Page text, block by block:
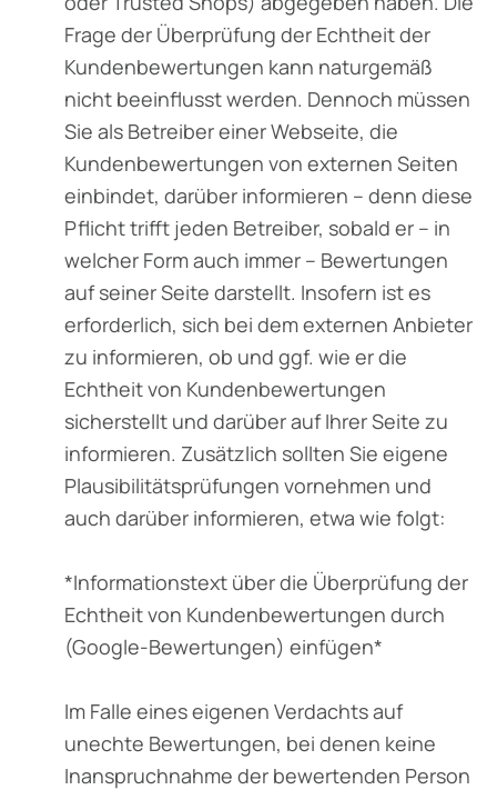
Frage der Überprüfung der Echtheit der
Kundenbewertungen kann naturgemäß
nicht beeinflusst werden. Dennoch müssen
Sie als Betreiber einer Webseite, die
Kundenbewertungen von externen Seiten
einbindet, darüber informieren – denn diese
Pflicht trifft jeden Betreiber, sobald er – in
welcher Form auch immer – Bewertungen
auf seiner Seite darstellt. Insofern ist es
erforderlich, sich bei dem externen Anbieter
zu informieren, ob und ggf. wie er die
Echtheit von Kundenbewertungen
sicherstellt und darüber auf Ihrer Seite zu
informieren. Zusätzlich sollten Sie eigene
Plausibilitätsprüfungen vornehmen und
auch darüber informieren, etwa wie folgt:
*Informationstext über die Überprüfung der
Echtheit von Kundenbewertungen durch
(Google-Bewertungen) einfügen*
Im Falle eines eigenen Verdachts auf
unechte Bewertungen, bei denen keine
Inanspruchnahme der bewertenden Person